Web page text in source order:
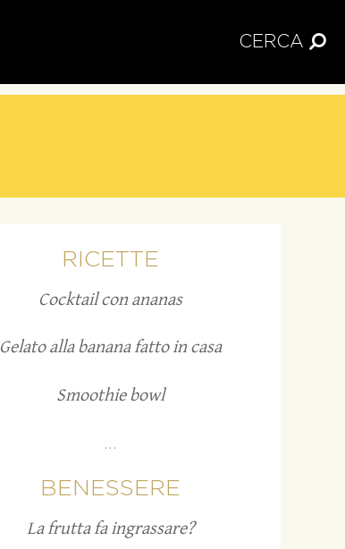
CERCA
RICETTE
Cocktail con ananas
Gelato alla banana fatto in casa
Smoothie bowl
...
BENESSERE
La frutta fa ingrassare?